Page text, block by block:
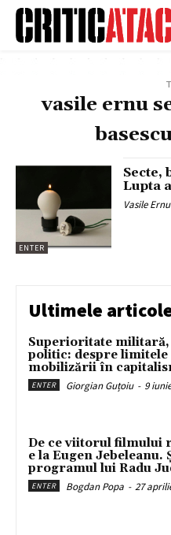
vasile ernu
ENTER
Secte,
Lupta
Vasile Ernu
Ultimele
Superioritate militară,
politic: despre limitele
mobilizării în
ENTER Giorgian Guțoiu - 9
De ce viitorul filmului
e la Eugen Jebeleanu.
programul lui Radu
ENTER Bogdan Popa - 27